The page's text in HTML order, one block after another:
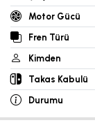
Motor Gücü
Fren Türü
Kimden
Takas Kabulü
Durumu